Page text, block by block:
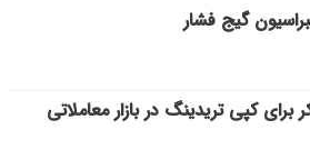
گیج فشار
برای کپی‌ تریدینگ در بازار معاملاتی